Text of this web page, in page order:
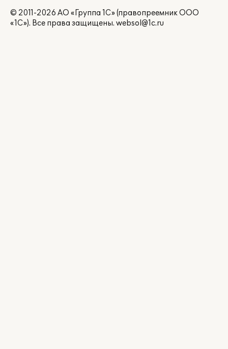
© 2011-2026 АО «Группа 1С» (правопреемник ООО
«1С»). Все права защищены. websol@1c.ru